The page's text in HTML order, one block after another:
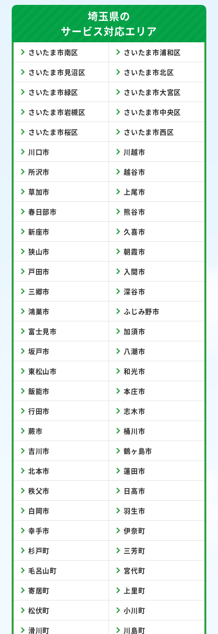
埼玉県の
サービス対応エリア
さいたま市南区 さいたま市浦和区
さいたま市見沼区 さいたま市北区
さいたま市緑区 さいたま市大宮区
さいたま市岩槻区 さいたま市中央区
さいたま市桜区 さいたま市西区
川口市 川越市
所沢市 越谷市
草加市 上尾市
春日部市 熊谷市
新座市 久喜市
狭山市 朝霞市
戸田市 入間市
三郷市 深谷市
鴻巣市 ふじみ野市
富士見市 加須市
坂戸市 八潮市
東松山市 和光市
飯能市 本庄市
行田市 志木市
蕨市 桶川市
吉川市 鶴ヶ島市
北本市 蓮田市
秩父市 日高市
白岡市 羽生市
幸手市 伊奈町
杉戸町 三芳町
毛呂山町 宮代町
寄居町 上里町
松伏町 小川町
滑川町 川島町